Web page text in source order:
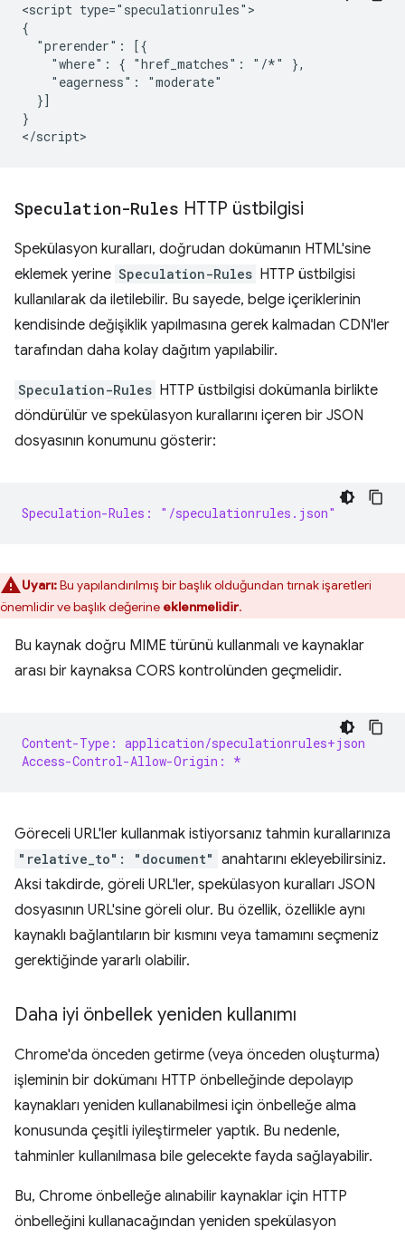
<script type="speculationrules">
{
  "prerender": [{
    "where": { "href_matches": "/*" },
    "eagerness": "moderate"
  }]
}
Speculation-Rules HTTP üstbilgisi
Spekülasyon kuralları, doğrudan dokümanın HTML'sine
eklemek yerine Speculation-Rules HTTP üstbilgisi
kullanılarak da iletilebilir. Bu sayede, belge içeriklerinin
kendisinde değişiklik yapılmasına gerek kalmadan CDN'ler
tarafından daha kolay dağıtım yapılabilir.
Speculation-Rules HTTP üstbilgisi dokümanla birlikte
döndürülür ve spekülasyon kurallarını içeren bir JSON
dosyasının konumunu gösterir:
Speculation-Rules: "/speculationrules.json"
Uyarı:Bu yapılandırılmış bir başlık olduğundan tırnak işaretleri
önemlidir ve başlık değerine eklenmelidir.
Bu kaynak doğru MIME türünü kullanmalı ve kaynaklar
arası bir kaynaksa CORS kontrolünden geçmelidir.
Content-Type: application/speculationrules+json
Access-Control-Allow-Origin: *
Göreceli URL'ler kullanmak istiyorsanız tahmin kurallarınıza
"relative_to": "document" anahtarını ekleyebilirsiniz.
Aksi takdirde, göreli URL'ler, spekülasyon kuralları JSON
dosyasının URL'sine göreli olur. Bu özellik, özellikle aynı
kaynaklı bağlantıların bir kısmını veya tamamını seçmeniz
gerektiğinde yararlı olabilir.
Daha iyi önbellek yeniden kullanımı
Chrome'da önceden getirme (veya önceden oluşturma)
işleminin bir dokümanı HTTP önbelleğinde depolayıp
kaynakları yeniden kullanabilmesi için önbelleğe alma
konusunda çeşitli iyileştirmeler yaptık. Bu nedenle,
tahminler kullanılmasa bile gelecekte fayda sağlayabilir.
Bu, Chrome önbelleğe alınabilir kaynaklar için HTTP
önbelleğini kullanacağından yeniden spekülasyon